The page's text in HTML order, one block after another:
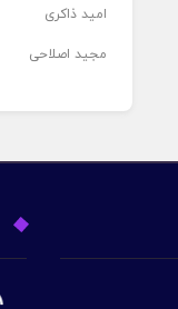
امید ذاکری
مجید اصلاحی